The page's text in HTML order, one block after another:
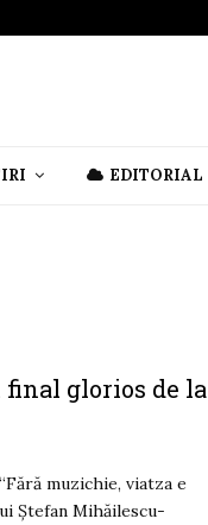
EDITORIAL
final glorios de la
muzichie, viatza e
Ştefan Mihăilescu-